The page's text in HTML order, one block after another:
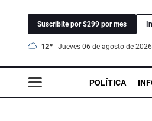
Suscribite por $299 por mes
12° jueves 06 de agosto de 2026
POLÍTICA